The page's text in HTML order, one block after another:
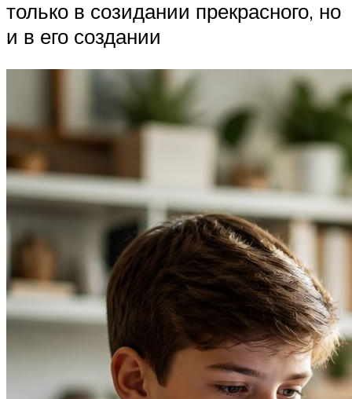
только в созидании прекрасного, но
и в его создании